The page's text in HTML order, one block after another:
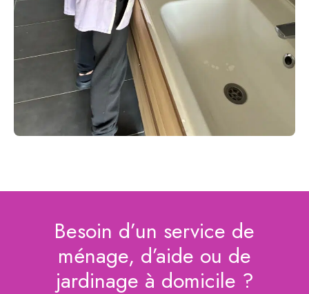
Besoin d’un service de
ménage, d’aide ou de
jardinage à domicile ?